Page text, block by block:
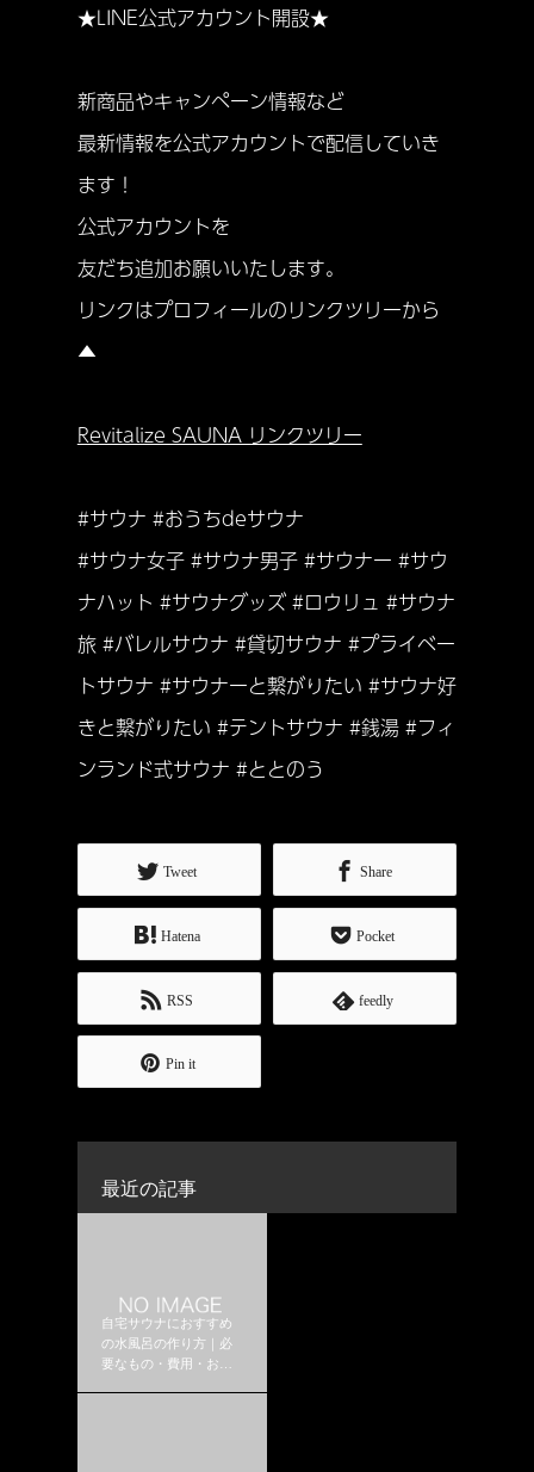
★LINE公式アカウント開設★
新商品やキャンペーン情報など
最新情報を公式アカウントで配信していき
ます！
公式アカウントを
友だち追加お願いいたします。
リンクはプロフィールのリンクツリーから
▲
Revitalize SAUNA リンクツリー
#サウナ #おうちdeサウナ
#サウナ女子 #サウナ男子 #サウナー #サウ
ナハット #サウナグッズ #ロウリュ #サウナ
旅 #バレルサウナ #貸切サウナ #プライベー
トサウナ #サウナーと繋がりたい #サウナ好
きと繋がりたい #テントサウナ #銭湯 #フィ
ンランド式サウナ #ととのう
Tweet Share
Hatena Pocket
RSS feedly
Pin it
最近の記事
自宅サウナにおすすめ
の水風呂の作り方｜必
要なもの・費用・おす